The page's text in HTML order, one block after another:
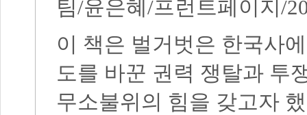
팀/윤은혜/프런트페이지/
이 책은 벌거벗은 한국사
도를 바꾼 권력 쟁탈과 투
무소불위의 힘을 갖고자